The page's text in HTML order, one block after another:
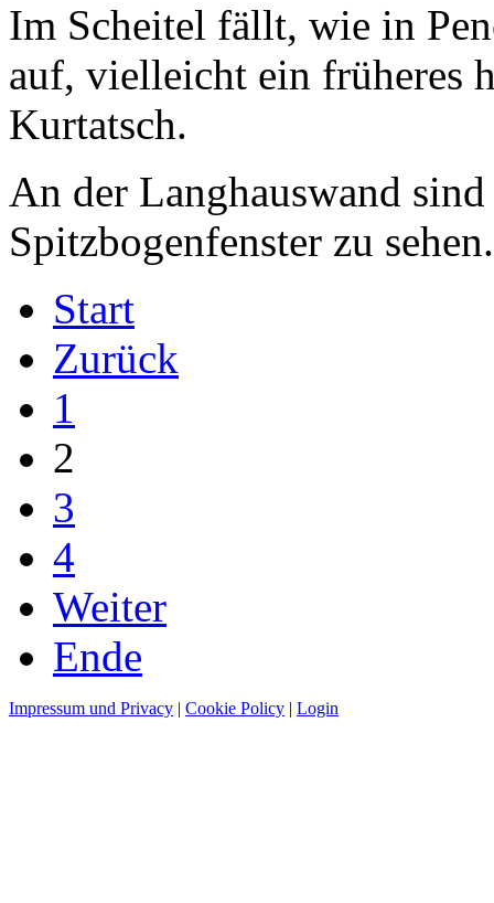
Im Scheitel fällt, wie in
auf, vielleicht ein früheres
Kurtatsch.
An der Langhauswand
Spitzbogenfenster zu sehen.
Start
Zurück
1
2
3
4
Weiter
Ende
Impressum und Privacy | Cookie Policy | Login